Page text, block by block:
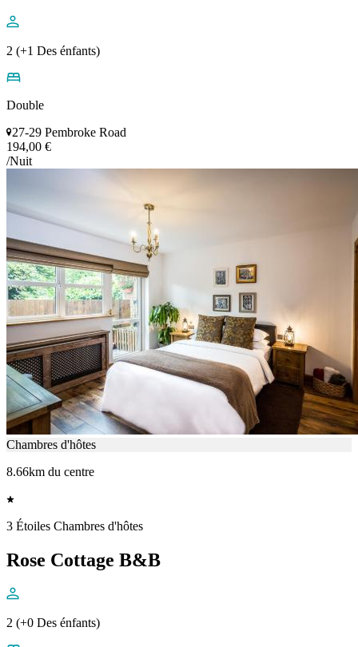
2 (+1 Des énfants)
Double
27-29 Pembroke Road
194,00 €
/Nuit
Chambres d'hôtes
8.66km du centre
3 Étoiles Chambres d'hôtes
Rose Cottage B&B
2 (+0 Des énfants)